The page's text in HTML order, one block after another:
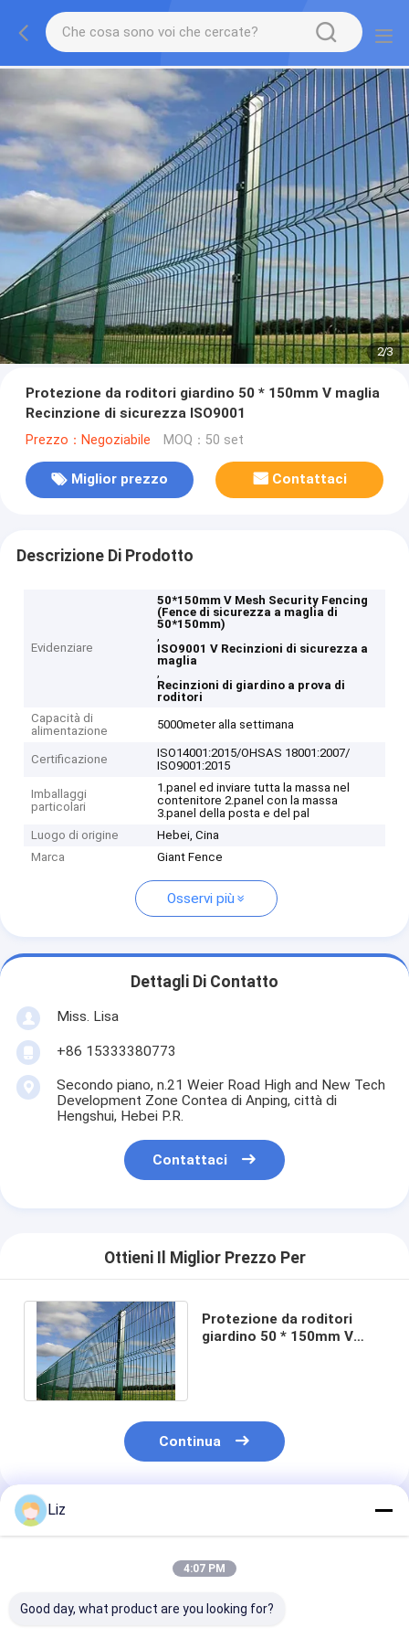
2/3
Protezione da roditori giardino 50 * 150mm V maglia
Recinzione di sicurezza ISO9001
Prezzo：Negoziabile MOQ：50 set
Miglior prezzo Contattaci
Descrizione Di Prodotto
Evidenziare
50*150mm V Mesh Security Fencing
(Fence di sicurezza a maglia di
50*150mm)
,
ISO9001 V Recinzioni di sicurezza a
maglia
,
Recinzioni di giardino a prova di
roditori
Capacità di
alimentazione
5000meter alla settimana
Certificazione
ISO14001:2015/OHSAS 18001:2007/
ISO9001:2015
Imballaggi
particolari
1.panel ed inviare tutta la massa nel
contenitore 2.panel con la massa
3.panel della posta e del pal
Luogo di origine
Hebei, Cina
Marca
Giant Fence
Osservi più
Dettagli Di Contatto
Miss. Lisa
+86 15333380773
Secondo piano, n.21 Weier Road High and New Tech
Development Zone Contea di Anping, città di
Hengshui, Hebei P.R.
Contattaci
Ottieni Il Miglior Prezzo Per
Protezione da roditori
giardino 50 * 150mm V
Continua
Prodotti Raccomandati
Liz
4:07 PM
Good day, what product are you looking for?